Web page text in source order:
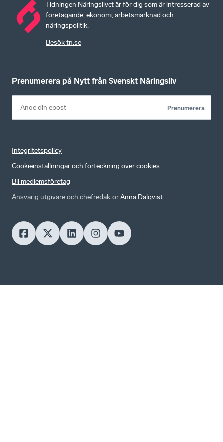
Tidningen Näringslivet är för dig som är intresserad av
företagande, ekonomi, arbetsmarknad och
näringspolitik.
Besök tn.se
Prenumerera på Nytt från Svenskt Näringsliv
Prenumerera
Integritetspolicy
Cookieinställningar och förteckning över cookies
Bli medlemsföretag
Ansvarig utgivare och chefredaktörAnna Dalqvist